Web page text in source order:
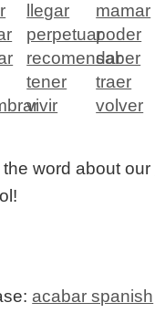
llegar mamar
perpetuarpoder
recomendar
saber
tener traer
vivir volver
word about our
acabar spanish